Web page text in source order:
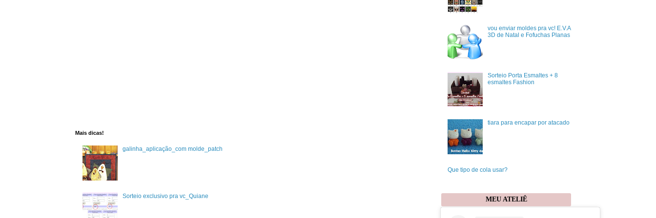
Mais dicas!
galinha_aplicação_com molde_patch
Sorteio exclusivo pra vc_Quiane
vou enviar moldes pra vc! E.V.A
3D de Natal e Fofuchas Planas
Sorteio Porta Esmaltes + 8
esmaltes Fashion
tiara para encapar por atacado
Que tipo de cola usar?
MEU ATELIÊ